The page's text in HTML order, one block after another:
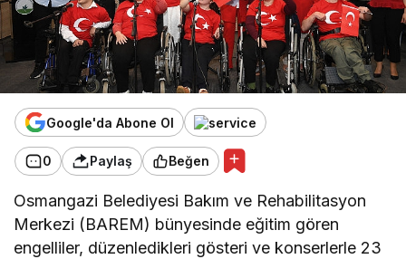
Google'da Abone Ol
0 Paylaş Beğen
Osmangazi Belediyesi Bakım ve Rehabilitasyon
Merkezi (BAREM) bünyesinde eğitim gören
engelliler, düzenledikleri gösteri ve konserlerle 23